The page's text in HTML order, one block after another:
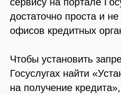
достаточно проста и
офисов кредитных
Чтобы установить
Госуслугах найти
на получение